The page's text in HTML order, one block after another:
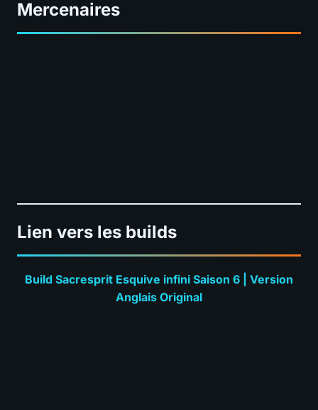
Mercenaires
Lien vers les builds
Build Sacresprit Esquive infini Saison 6 | Version
Anglais Original